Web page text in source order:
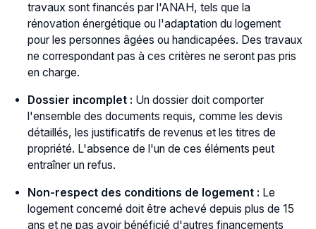
travaux sont financés par l'ANAH, tels que la
rénovation énergétique ou l'adaptation du logement
pour les personnes âgées ou handicapées. Des travaux
ne correspondant pas à ces critères ne seront pas pris
en charge.
Dossier incomplet : Un dossier doit comporter
l'ensemble des documents requis, comme les devis
détaillés, les justificatifs de revenus et les titres de
propriété. L'absence de l'un de ces éléments peut
entraîner un refus.
Non-respect des conditions de logement : Le
logement concerné doit être achevé depuis plus de 15
ans et ne pas avoir bénéficié d'autres financements